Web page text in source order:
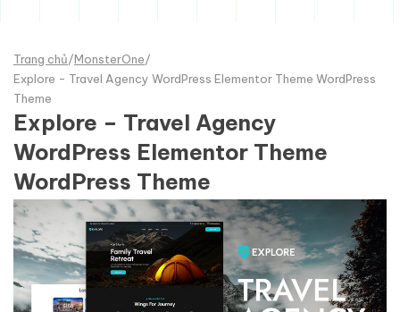
Trang chủ/MonsterOne/
Explore - Travel Agency WordPress Elementor Theme WordPress
Theme
Explore – Travel Agency
WordPress Elementor Theme
WordPress Theme